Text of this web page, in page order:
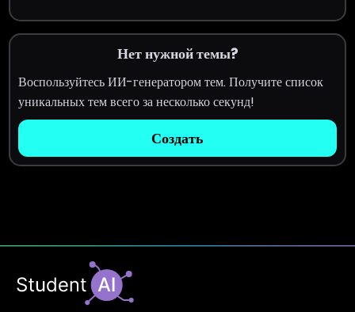
Нет нужной темы?
Воспользуйтесь ИИ-генератором тем. Получите список
уникальных тем всего за несколько секунд!
Создать